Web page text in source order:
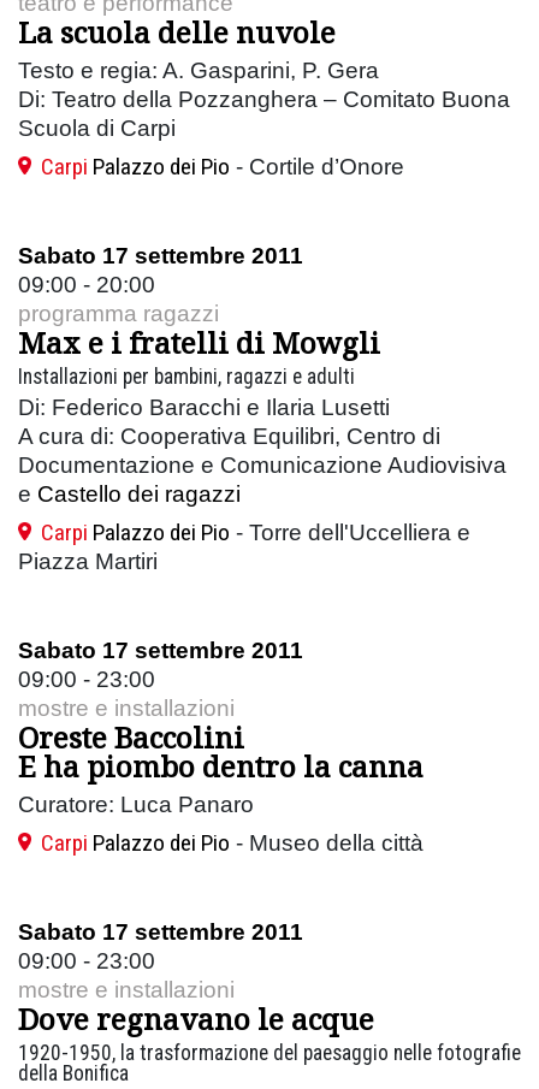
La scuola delle nuvole
Testo e regia: A. Gasparini, P. Gera
Di: Teatro della Pozzanghera – Comitato Buona
Scuola di Carpi
Carpi Palazzo dei Pio - Cortile d’Onore
Sabato 17 settembre 2011
09:00 - 20:00
programma ragazzi
Max e i fratelli di Mowgli
Installazioni per bambini, ragazzi e adulti
Di: Federico Baracchi e Ilaria Lusetti
A cura di: Cooperativa Equilibri, Centro di
Documentazione e Comunicazione Audiovisiva
e Castello dei ragazzi
Carpi Palazzo dei Pio - Torre dell'Uccelliera e
Piazza Martiri
Sabato 17 settembre 2011
09:00 - 23:00
mostre e installazioni
Oreste Baccolini
E ha piombo dentro la canna
Curatore: Luca Panaro
Carpi Palazzo dei Pio - Museo della città
Sabato 17 settembre 2011
09:00 - 23:00
mostre e installazioni
Dove regnavano le acque
1920-1950, la trasformazione del paesaggio nelle fotografie
della Bonifica